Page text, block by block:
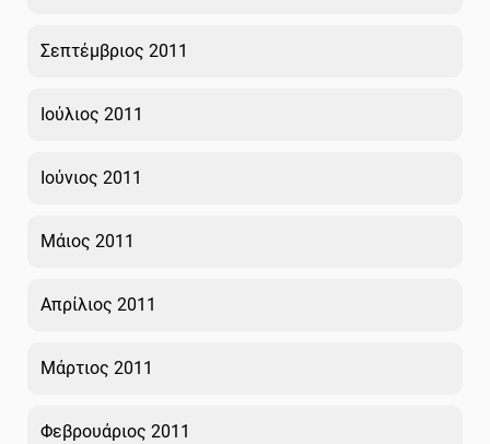
Σεπτέμβριος 2011
Ιούλιος 2011
Ιούνιος 2011
Μάιος 2011
Απρίλιος 2011
Μάρτιος 2011
Φεβρουάριος 2011